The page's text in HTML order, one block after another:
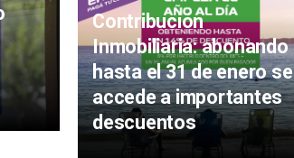
Contribución
Inmobiliaria: abonando
hasta el 31 de enero se
accede a importantes
descuentos